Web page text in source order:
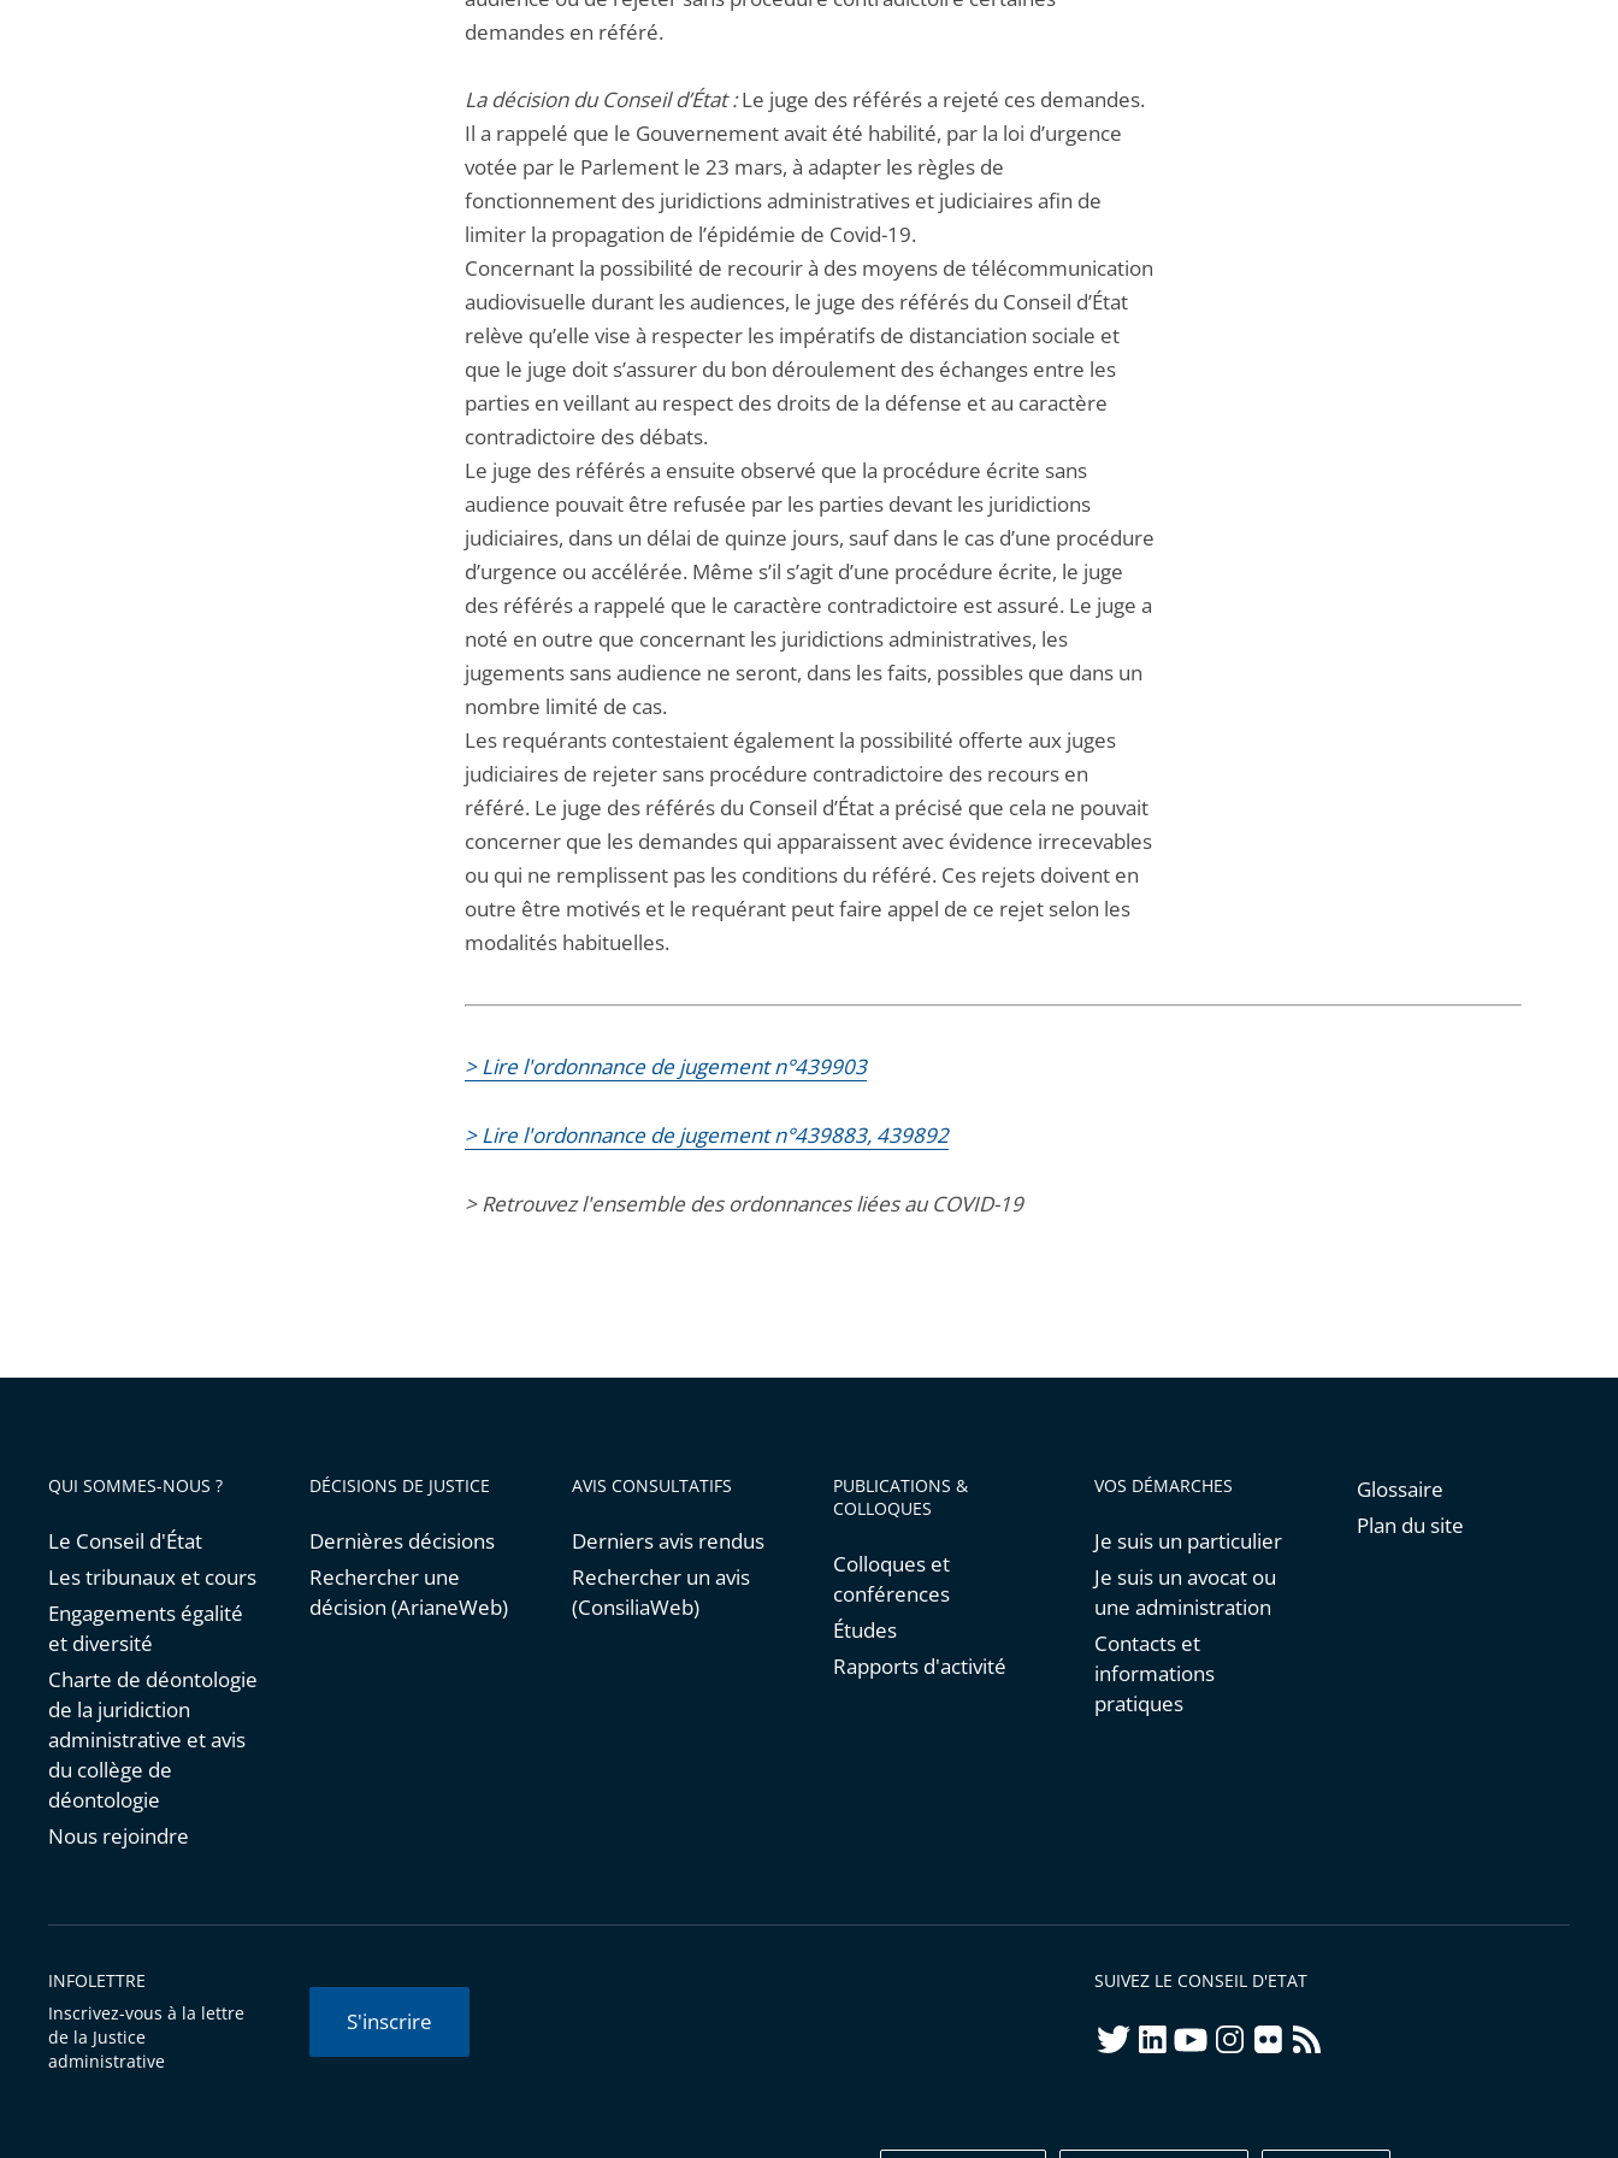
demandes en référé.
La décision du Conseil d’État :Le juge des référés a rejeté ces demandes.
Il a rappelé que le Gouvernement avait été habilité, par la loi d’urgence
votée par le Parlement le 23 mars, à adapter les règles de
fonctionnement des juridictions administratives et judiciaires afin de
limiter la propagation de l’épidémie de Covid-19.
Concernant la possibilité de recourir à des moyens de télécommunication
audiovisuelle durant les audiences, le juge des référés du Conseil d’État
relève qu’elle vise à respecter les impératifs de distanciation sociale et
que le juge doit s’assurer du bon déroulement des échanges entre les
parties en veillant au respect des droits de la défense et au caractère
contradictoire des débats.
Le juge des référés a ensuite observé que la procédure écrite sans
audience pouvait être refusée par les parties devant les juridictions
judiciaires, dans un délai de quinze jours, sauf dans le cas d’une procédure
d’urgence ou accélérée. Même s’il s’agit d’une procédure écrite, le juge
des référés a rappelé que le caractère contradictoire est assuré. Le juge a
noté en outre que concernant les juridictions administratives, les
jugements sans audience ne seront, dans les faits, possibles que dans un
nombre limité de cas.
Les requérants contestaient également la possibilité offerte aux juges
judiciaires de rejeter sans procédure contradictoire des recours en
référé. Le juge des référés du Conseil d’État a précisé que cela ne pouvait
concerner que les demandes qui apparaissent avec évidence irrecevables
ou qui ne remplissent pas les conditions du référé. Ces rejets doivent en
outre être motivés et le requérant peut faire appel de ce rejet selon les
modalités habituelles.
> Lire l'ordonnance de jugement n°439903
> Lire l'ordonnance de jugement n°439883, 439892
> Retrouvez l'ensemble des ordonnances liées au COVID-19
QUI SOMMES-NOUS ?
Le Conseil d'État
Les tribunaux et cours
Engagements égalité
et diversité
Charte de déontologie
de la juridiction
administrative et avis
du collège de
déontologie
Nous rejoindre
DÉCISIONS DE JUSTICE
Dernières décisions
Rechercher une
décision (ArianeWeb)
AVIS CONSULTATIFS
Derniers avis rendus
Rechercher un avis
(ConsiliaWeb)
PUBLICATIONS &
COLLOQUES
Colloques et
conférences
Études
Rapports d'activité
VOS DÉMARCHES
Je suis un particulier
Je suis un avocat ou
une administration
Contacts et
informations
pratiques
Glossaire
Plan du site
INFOLETTRE
Inscrivez-vous à la lettre
de la Justice
administrative
S'inscrire
SUIVEZ LE CONSEIL D'ETAT
twitterlinkedInyoutubeinstagram
flickrrss
Publications administratives-Accessibilité : partiellement conforme